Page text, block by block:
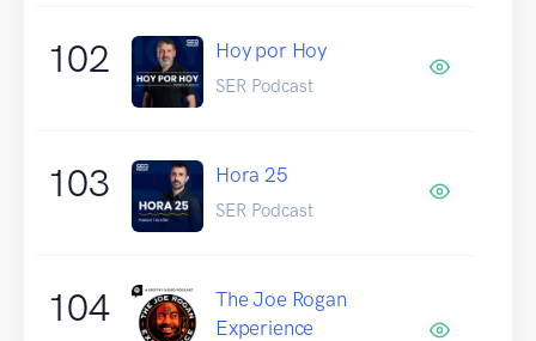
102 Hoy por Hoy
SER Podcast
103 Hora 25
SER Podcast
104
The Joe Rogan
Experience